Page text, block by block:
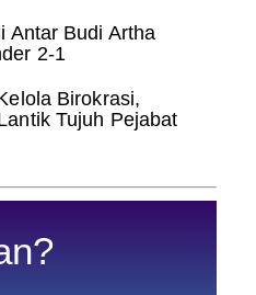
Antar Budi Artha
2-1
Birokrasi,
Tujuh Pejabat